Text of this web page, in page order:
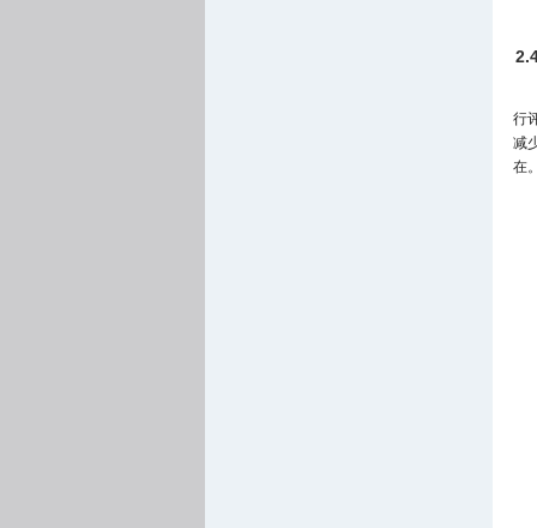
行
减
在